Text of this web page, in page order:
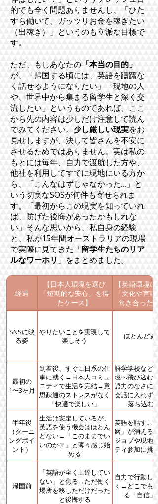
的でも全く問題ありませんし、「ひた
すら働いて、ガッツリお金を稼ぎたい
（出稼ぎ）」というのも立派な目標で
す。
ただ、もしあなたの 「本当の目的」
が、「帰国する頃には、英語を躊躇な
く話せるようになりたい」「現地の人
や、世界中から集まる留学生と深く交
流したい」というものであれば、ここ
から先の内容は少しだけ注意して読ん
でみてください。 少し厳しい現実をお
見せしますが、決して皆さんを不安に
させるためではありません。実は私の
もとには毎年、自力で渡航した方や、
他社を利用してすでに現地にいる方か
ら、「こんなはずじゃなかった…」と
いう切実なSOSが何件も寄せられま
す。「最初からこの現実を知っていれ
ば、防げた後悔があったかもしれな
い」そんな思いから、私自身の経験
と、私が15年間オーストラリアの現場
で実際に見てきた「留学生たちのリア
ルなワーホリ 」をまとめました。
経過
【日本人環境を選び
「短期的な安心」を得
たケース】
【英語環境に
「文化や言語
向き合った
SNSに映
る姿
やりたいことを実現して
楽しそう
ほとんど更
最初の
1〜3ヶ月
到着後、すぐに日系の仕
事に就く→日本人コミュ
ニティで生活を完結→意
思疎通のストレスがなく
「快適で楽しい」
語学学校など
境へ飛び込む→
語力のなさに
会話に入れず
落ち込む
半年後
（ターニ
ングポイ
ント）
生活は安定しているが、
英語を使う機会はほとん
どない→「このままでい
いのか？」と薄々感じ始
める
英語を話すこ
躇」が消える→
ジョブや現地
ティ参加に挑
帰国前
「英語が全く上達してい
ない」と焦る→ただ働く
場所を移しただけだった
と後悔する
自力で行動し
く→どこでもや
る「自信」